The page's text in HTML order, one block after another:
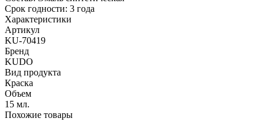
Срок годности: 3 года
Характеристики
Артикул
KU-70419
Бренд
KUDO
Вид продукта
Краска
Объем
15 мл.
Похожие товары